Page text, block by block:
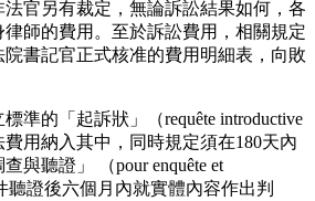
官另有裁定，無論訴訟結果如何，各
師的費用。至於訴訟費用，相關規定
書記官正式核准的費用明細表，向敗
準的「起訴狀」（requête introductive
費用納入其中，同時規定須在180天內
與聽證」 （pour enquête et
聽證後六個月內就實體內容作出判